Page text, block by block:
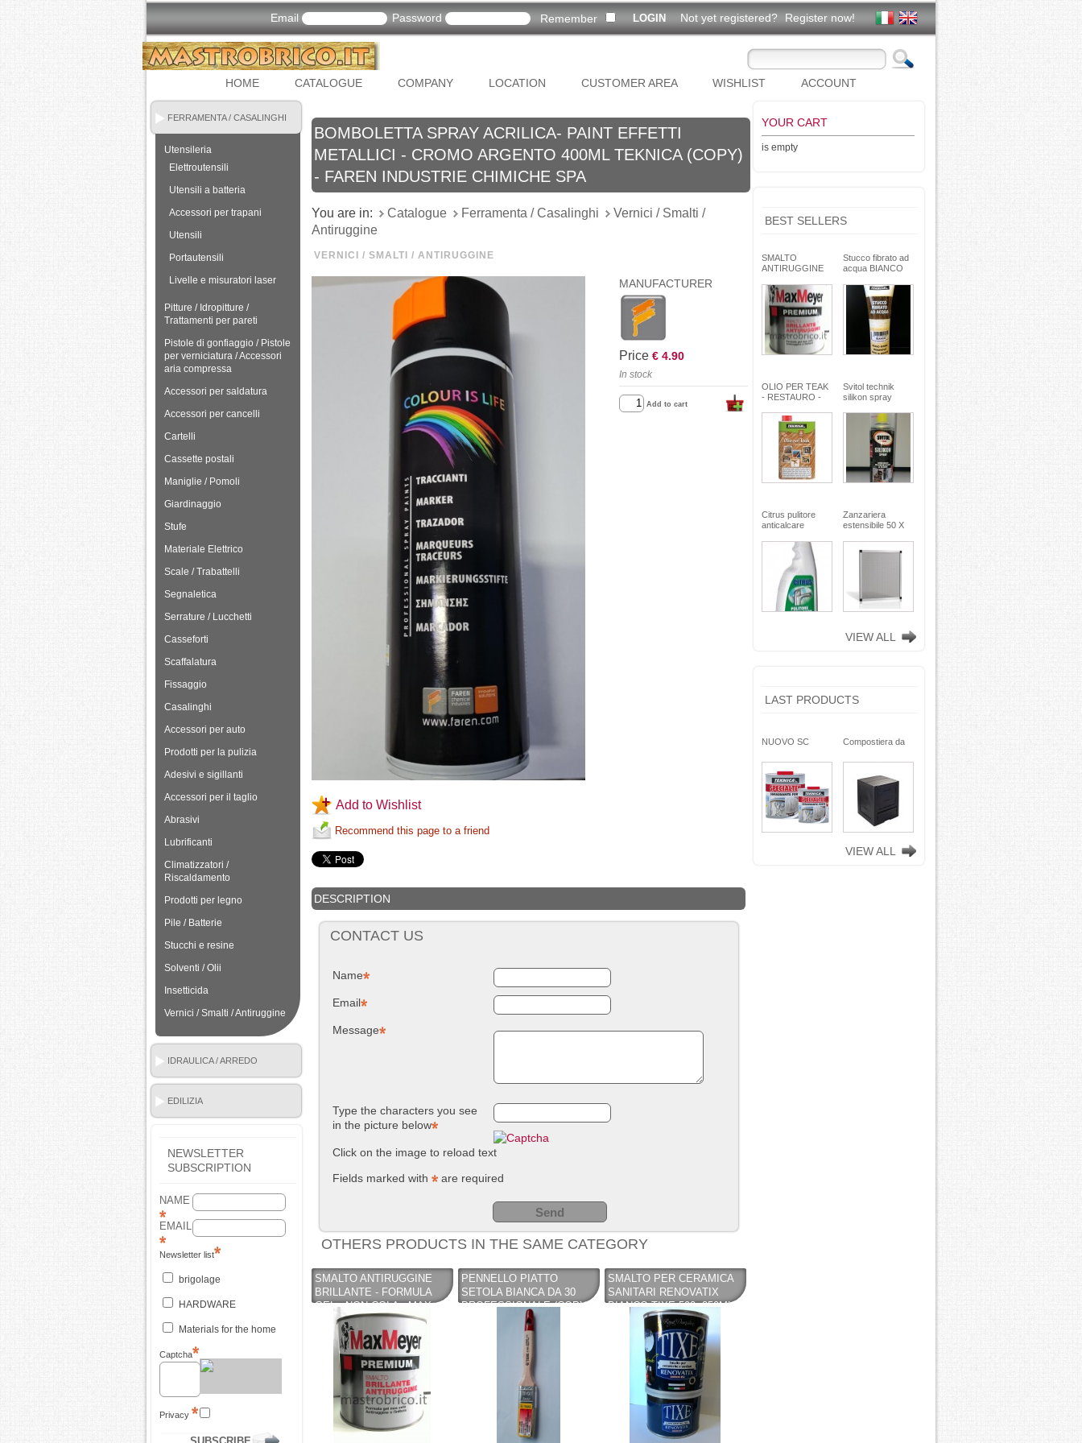
Email Password Remember Not yet registered? Register now!
HOME CATALOGUE COMPANY LOCATION CUSTOMER AREA WISHLIST ACCOUNT
FERRAMENTA / CASALINGHI
Utensileria
Elettroutensili
Utensili a batteria
Accessori per trapani
Utensili
Portautensili
Livelle e misuratori laser
Pitture / Idropitture /
Trattamenti per pareti
Pistole di gonfiaggio / Pistole
per verniciatura / Accessori
aria compressa
Accessori per saldatura
Accessori per cancelli
Cartelli
Cassette postali
Maniglie / Pomoli
Giardinaggio
Stufe
Materiale Elettrico
Scale / Trabattelli
Segnaletica
Serrature / Lucchetti
Casseforti
Scaffalatura
Fissaggio
Casalinghi
Accessori per auto
Prodotti per la pulizia
Adesivi e sigillanti
Accessori per il taglio
Abrasivi
Lubrificanti
Climatizzatori /
Riscaldamento
Prodotti per legno
Pile / Batterie
Stucchi e resine
Solventi / Olii
Insetticida
Vernici / Smalti / Antiruggine
IDRAULICA / ARREDO
BAGNO
EDILIZIA
NEWSLETTER
SUBSCRIPTION
NAME
EMAIL
Newsletter list
brigolage
HARDWARE
Materials for the home
Captcha
Privacy
BOMBOLETTA SPRAY ACRILICA- PAINT EFFETTI
METALLICI - CROMO ARGENTO 400ML TEKNICA (COPY)
- FAREN INDUSTRIE CHIMICHE SPA
You are in: Catalogue Ferramenta / Casalinghi
Vernici / Smalti /
Antiruggine
VERNICI / SMALTI / ANTIRUGGINE
Add to Wishlist
Recommend this page to a friend
MANUFACTURER
Price € 4.90
In stock
Add to cart
DESCRIPTION
CONTACT US
Name
Email
Message
Type the characters you see
in the picture below
Click on the image to reload text
Fields marked with
are required
OTHERS PRODUCTS IN THE SAME CATEGORY
SMALTO ANTIRUGGINE
BRILLANTE - FORMULA
GEL - NON COLA - MAX
MEYER
PENNELLO PIATTO
SETOLA BIANCA DA 30
PROFESSIONALE (COPY) -
PENNELLIFICIO TIGRE
SMALTO PER CERAMICA
SANITARI RENOVATIX
BIANCO TIXE 500+250ML
CATALIZZATORE (COPY)
YOUR CART
is empty
BEST SELLERS
SMALTO
ANTIRUGGINE
gel - non cola -
Max Meyer
Stucco fibrato ad
acqua BIANCO
riempitivo non si
spacca -
TEKNICA
OLIO PER TEAK
- RESTAURO -
di oli pregiati -
MaxMeyer -
TEKNICA
Svitol technik
silikon spray
Citrus pulitore
anticalcare
con nebulizzatore
- faren industrie
chimiche spa
Zanzariera
estensibile 50 X
VIEW ALL
LAST PRODUCTS
NUOVO SC
sverniciatore
universale - tre
pini (COPY) -
TEKNICA
Compostiera da
plastica riciclata
260 Lt. nero
VIEW ALL